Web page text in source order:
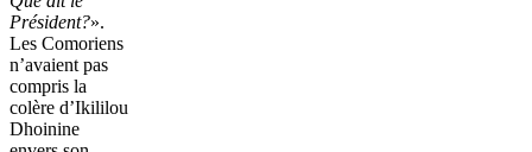
Président?».
Les Comoriens
n’avaient pas
compris la
colère d’Ikililou
Dhoinine